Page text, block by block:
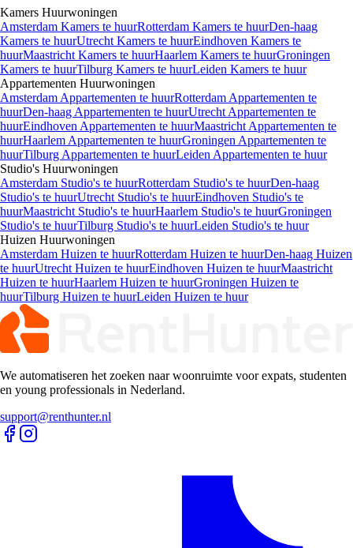
Kamers Huurwoningen
Amsterdam Kamers te huurRotterdam Kamers te huurDen-haag
Kamers te huurUtrecht Kamers te huurEindhoven Kamers te
huurMaastricht Kamers te huurHaarlem Kamers te huurGroningen
Kamers te huurTilburg Kamers te huurLeiden Kamers te huur
Appartementen Huurwoningen
Amsterdam Appartementen te huurRotterdam Appartementen te
huurDen-haag Appartementen te huurUtrecht Appartementen te
huurEindhoven Appartementen te huurMaastricht Appartementen te
huurHaarlem Appartementen te huurGroningen Appartementen te
huurTilburg Appartementen te huurLeiden Appartementen te huur
Studio's Huurwoningen
Amsterdam Studio's te huurRotterdam Studio's te huurDen-haag
Studio's te huurUtrecht Studio's te huurEindhoven Studio's te
huurMaastricht Studio's te huurHaarlem Studio's te huurGroningen
Studio's te huurTilburg Studio's te huurLeiden Studio's te huur
Huizen Huurwoningen
Amsterdam Huizen te huurRotterdam Huizen te huurDen-haag Huizen
te huurUtrecht Huizen te huurEindhoven Huizen te huurMaastricht
Huizen te huurHaarlem Huizen te huurGroningen Huizen te
huurTilburg Huizen te huurLeiden Huizen te huur
We automatiseren het zoeken naar woonruimte voor expats, studenten
en young professionals in Nederland.
support@renthunter.nl